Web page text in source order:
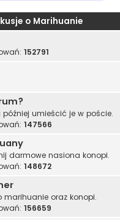
o Marihuanie
152791
umieścić je w poście.
147566
darmowe nasiona konopi.
148672
marihuanie oraz konopi.
156659